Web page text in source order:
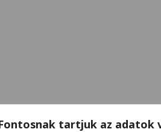
tartjuk az adatok